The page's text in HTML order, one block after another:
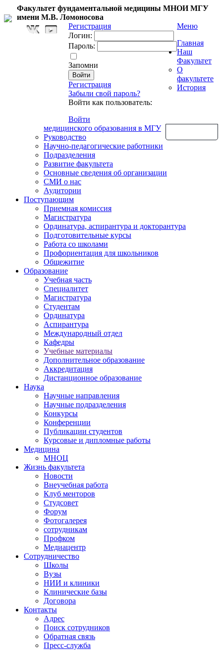
Факультет фундаментальной медицины МНОИ МГУ
имени М.В. Ломоносова
Регистрация
Логин:
Пароль:
Запомни
Регистрация
Забыли свой пароль?
Войти как пользователь:
Войти
Меню
Главная
Наш
Факультет
О
факультете
История
медицинского образования в МГУ
Руководство
Научно-педагогические работники
Подразделения
Развитие факультета
Основные сведения об организации
СМИ о нас
Аудитории
Поступающим
Приемная комиссия
Магистратура
Ординатура, аспирантура и докторантура
Подготовительные курсы
Работа со школами
Профориентация для школьников
Общежитие
Образование
Учебная часть
Специалитет
Магистратура
Студентам
Ординатура
Аспирантура
Международный отдел
Кафедры
Учебные материалы
Дополнительное образование
Аккредитация
Дистанционное образование
Наука
Научные направления
Научные подразделения
Конкурсы
Конференции
Публикации студентов
Курсовые и дипломные работы
Медицина
МНОЦ
Жизнь факультета
Новости
Внеучебная работа
Клуб менторов
Студсовет
Форум
Фотогалерея
сотрудникам
Профком
Медиацентр
Сотрудничество
Школы
Вузы
НИИ и клиники
Клинические базы
Договора
Контакты
Адрес
Поиск сотрудников
Обратная связь
Пресс-служба